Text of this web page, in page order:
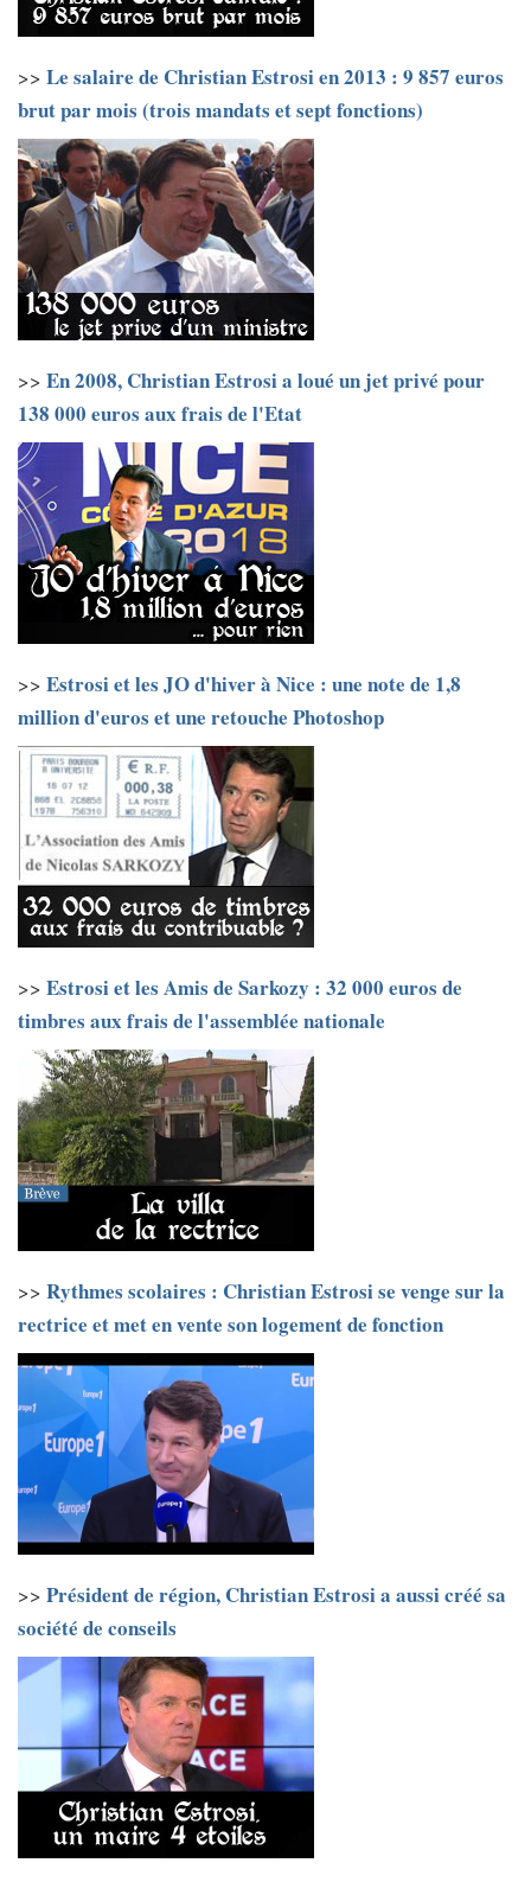
>> Le salaire de Christian Estrosi en 2013 : 9 857 euros
brut par mois (trois mandats et sept fonctions)
>> En 2008, Christian Estrosi a loué un jet privé pour
138 000 euros aux frais de l'Etat
>> Estrosi et les JO d'hiver à Nice : une note de 1,8
million d'euros et une retouche Photoshop
>> Estrosi et les Amis de Sarkozy : 32 000 euros de
timbres aux frais de l'assemblée nationale
>> Rythmes scolaires : Christian Estrosi se venge sur la
rectrice et met en vente son logement de fonction
>> Président de région, Christian Estrosi a aussi créé sa
société de conseils